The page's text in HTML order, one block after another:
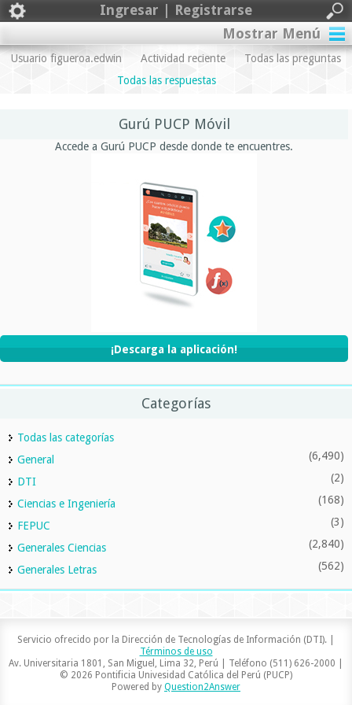
Ingresar | Registrarse
Mostrar Menú
Usuario figueroa.edwin Actividad reciente
Todas las preguntas
Todas las respuestas
Gurú PUCP Móvil
Accede a Gurú PUCP desde donde te encuentres.
¡Descarga la aplicación!
Categorías
Todas las categorías
General
(6,490)
DTI (2)
Ciencias e Ingeniería (168)
FEPUC (3)
Generales Ciencias (2,840)
Generales Letras (562)
Servicio ofrecido por la Dirección de Tecnologías de Información (DTI). |
Términos de uso
Av. Universitaria 1801, San Miguel, Lima 32, Perú | Teléfono (511) 626-2000 |
© 2026 Pontificia Univesidad Católica del Perú (PUCP)
Powered by Question2Answer